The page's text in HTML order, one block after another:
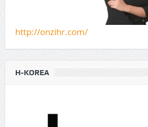
http://onzihr.com/
H-KOREA